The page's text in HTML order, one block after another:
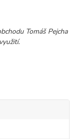
Tomáš Pejcha